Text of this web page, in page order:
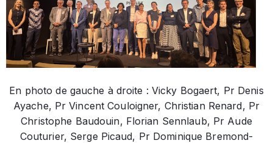
En photo de gauche à droite : Vicky Bogaert, Pr Denis
Ayache, Pr Vincent Couloigner, Christian Renard, Pr
Christophe Baudouin, Florian Sennlaub, Pr Aude
Couturier, Serge Picaud, Pr Dominique Bremond-